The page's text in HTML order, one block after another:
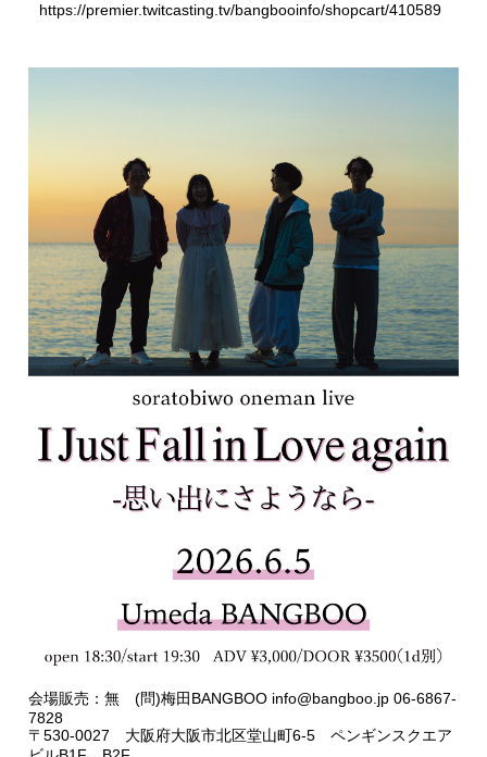
https://premier.twitcasting.tv/bangbooinfo/shopcart/410589
会場販売：無 (問)梅田BANGBOO info@bangboo.jp 06-6867-
7828
〒530-0027 大阪府大阪市北区堂山町6-5 ペンギンスクエア